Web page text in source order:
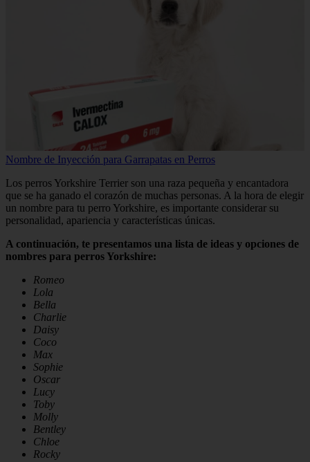
Nombre de Inyección para Garrapatas en Perros
Los perros Yorkshire Terrier son una raza pequeña y encantadora
que se ha ganado el corazón de muchas personas. A la hora de elegir
un nombre para tu perro Yorkshire, es importante considerar su
personalidad, apariencia y características únicas.
A continuación, te presentamos una lista de ideas y opciones de
nombres para perros Yorkshire:
Romeo
Lola
Bella
Charlie
Daisy
Coco
Max
Sophie
Oscar
Lucy
Toby
Molly
Bentley
Chloe
Rocky